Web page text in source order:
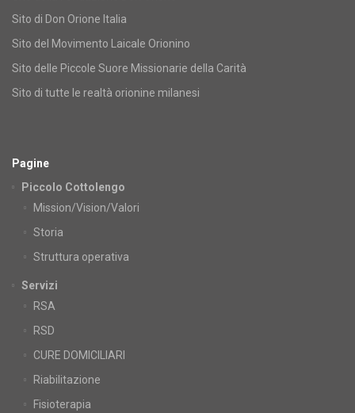
Sito di Don Orione Italia
Sito del Movimento Laicale Orionino
Sito delle Piccole Suore Missionarie della Carità
Sito di tutte le realtà orionine milanesi
Pagine
Piccolo Cottolengo
Mission/Vision/Valori
Storia
Struttura operativa
Servizi
RSA
RSD
CURE DOMICILIARI
Riabilitazione
Fisioterapia